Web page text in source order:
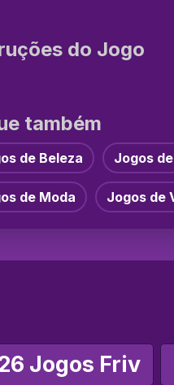
do Jogo
também
de Beleza Jogos
de Moda Jogos de
Jogos Friv